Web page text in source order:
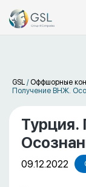
GSL / Оффшорные
Получение ВНЖ.
09.12.2022